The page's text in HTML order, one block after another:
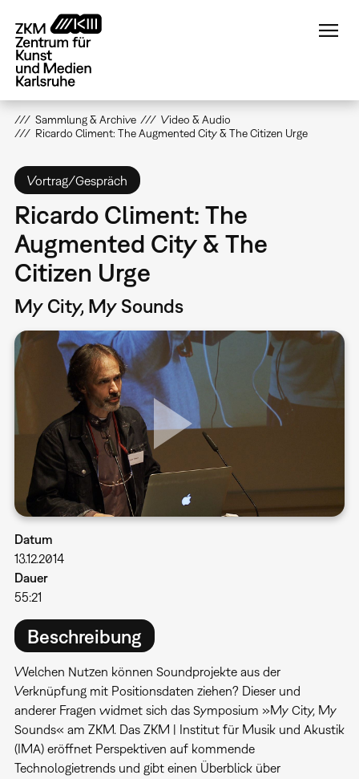
zum
Inhalt
Sammlung & Archive
Video & Audio
Ricardo Climent: The Augmented City & The Citizen Urge
Vortrag/Gespräch
Ricardo Climent: The
Augmented City & The
Citizen Urge
My City, My Sounds
Datum
13.12.2014
Dauer
55:21
Beschreibung
Welchen Nutzen können Soundprojekte aus der
Verknüpfung mit Positionsdaten ziehen? Dieser und
anderer Fragen widmet sich das Symposium »My City, My
Sounds« am ZKM. Das ZKM | Institut für Musik und Akustik
(IMA) eröffnet Perspektiven auf kommende
Technologietrends und gibt einen Überblick über